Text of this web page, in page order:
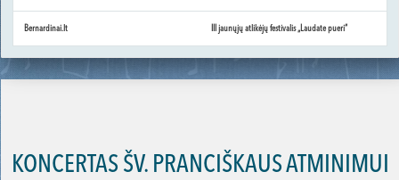
Bernardinai.lt III jaunųjų atlikėjų festivalis „Laudate pueri“
KONCERTAS ŠV. PRANCIŠKAUS ATMINIMUI